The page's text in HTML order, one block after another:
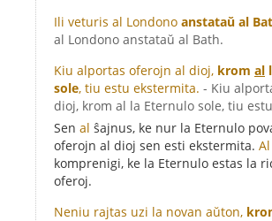
Ili veturis al Londono anstataŭ al
al Londono anstataŭ al Bath.
Kiu alportas oferojn al dioj, krom al
sole, tiu estu ekstermita. - Kiu
dioj, krom al la Eternulo sole, tiu
Sen al ŝajnus, ke nur la Eternulo
oferojn al dioj sen esti ekstermita. Al
komprenigi, ke la Eternulo estas la
oferoj.
Neniu rajtas uzi la novan aŭton,